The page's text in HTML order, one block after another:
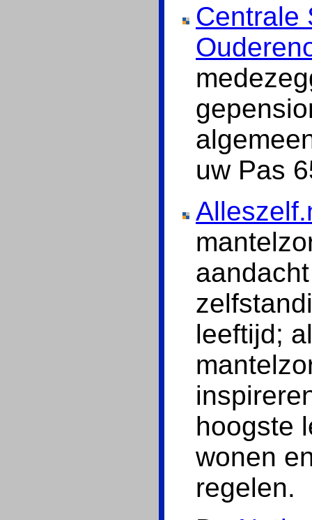
Centrale
uw Pas
leeftijd;
hoogste
wonen
regelen.